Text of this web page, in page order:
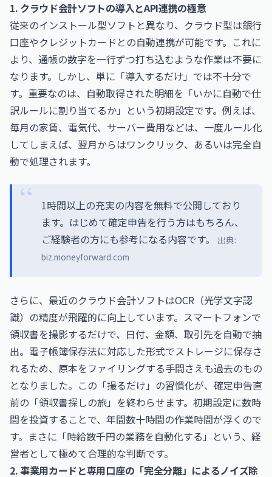
1. クラウド会計ソフトの導入とAPI連携の極意
従来のインストール型ソフトと異なり、クラウド型は銀行
口座やクレジットカードとの自動連携が可能です。これに
より、通帳の数字を一行ずつ打ち込むような作業は不要に
なります。しかし、単に「導入するだけ」では不十分で
す。重要なのは、自動取得された明細を「いかに自動で仕
訳ルールに割り当てるか」という初期設定です。例えば、
毎月の家賃、電気代、サーバー費用などは、一度ルール化
してしまえば、翌月からはワンクリック、あるいは完全自
動で処理されます。
1時間以上の充実の内容を無料で公開しており
ます。はじめて確定申告を行う方はもちろん、
ご経験者の方にも参考になる内容です。
出典:
biz.moneyforward.com
さらに、最近のクラウド会計ソフトはOCR（光学文字認
識）の精度が飛躍的に向上しています。スマートフォンで
領収書を撮影するだけで、日付、金額、取引先を自動で抽
出。電子帳簿保存法に対応した形式でストレージに保存さ
れるため、原本をファイリングする手間さえも過去のもの
となりました。この「撮るだけ」の習慣化が、確定申告直
前の「領収書探しの旅」を終わらせます。初期設定に数時
間を投資することで、年間数十時間の作業時間が浮くので
す。まさに「時給数千円の業務を自動化する」という、経
営者として極めて合理的な判断です。
2. 事業用カードと専用口座の「完全分離」によるノイズ除